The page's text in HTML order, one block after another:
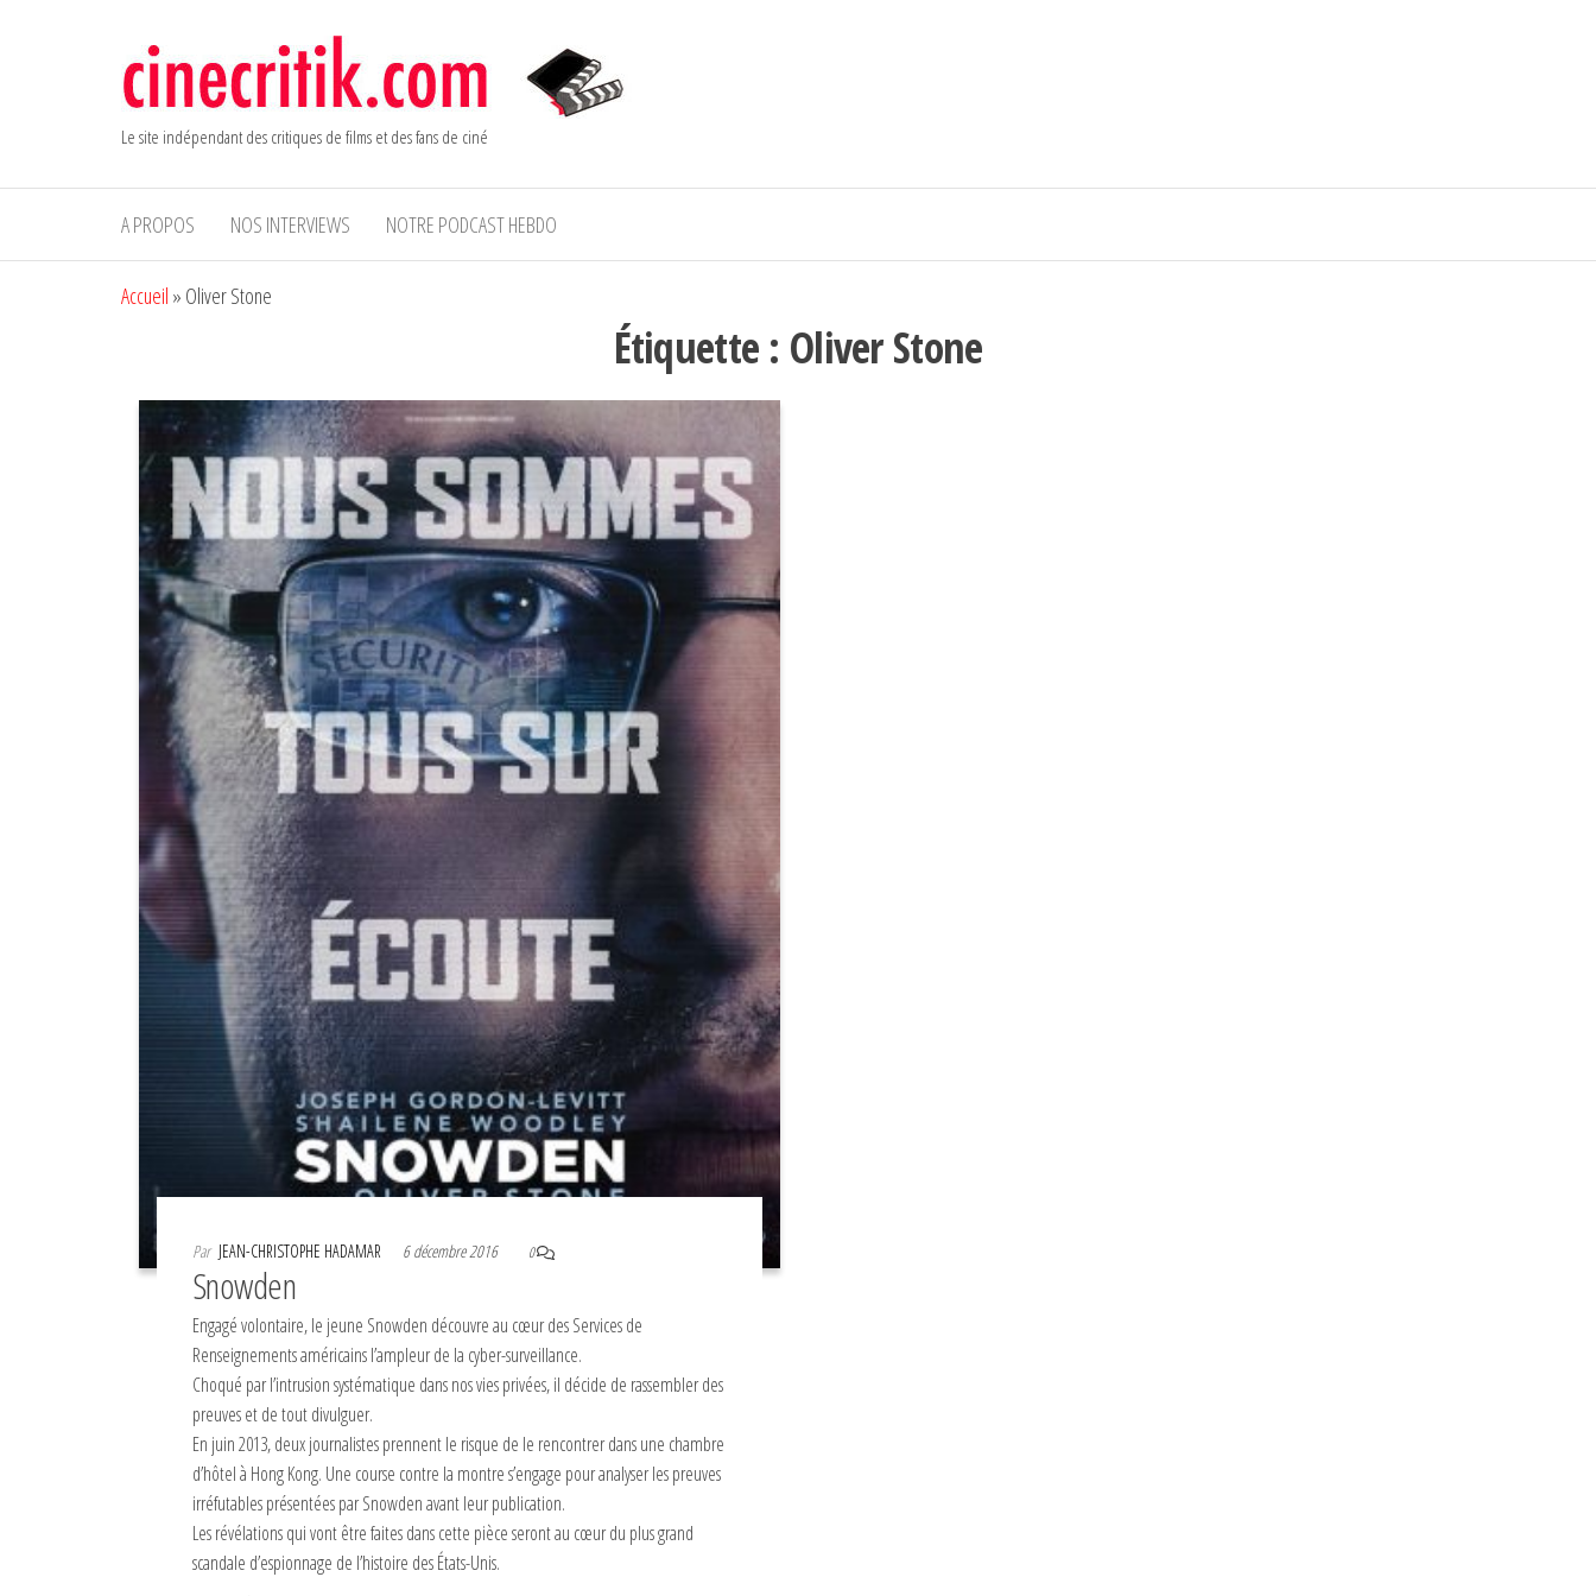
Le site indépendant des critiques de films et des fans de ciné
A PROPOS NOS INTERVIEWS NOTRE PODCAST HEBDO
Accueil » Oliver Stone
Étiquette : Oliver Stone
Par JEAN-CHRISTOPHE HADAMAR 6 décembre 2016 0
Snowden
Engagé volontaire, le jeune Snowden découvre au cœur des Services de
Renseignements américains l’ampleur de la cyber-surveillance.
Choqué par l’intrusion systématique dans nos vies privées, il décide de rassembler des
preuves et de tout divulguer.
En juin 2013, deux journalistes prennent le risque de le rencontrer dans une chambre
d’hôtel à Hong Kong. Une course contre la montre s’engage pour analyser les preuves
irréfutables présentées par Snowden avant leur publication.
Les révélations qui vont être faites dans cette pièce seront au cœur du plus grand
scandale d’espionnage de l’histoire des États-Unis.